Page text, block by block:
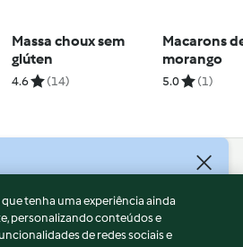
Massa choux sem
glúten
4.6 (14)
Macarons
morango
5.0 (1)
tenha uma experiência ainda
personalizando conteúdos e
de redes sociais e